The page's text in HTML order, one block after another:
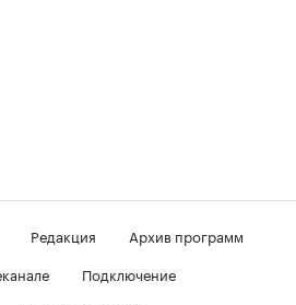
Редакция
Архив программ
Подключение